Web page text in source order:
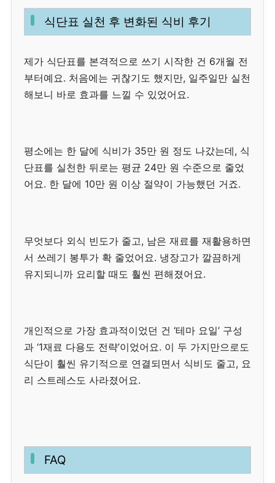
식단표 실천 후 변화된 식비 후기
제가 식단표를 본격적으로 쓰기 시작한 건 6개월 전
부터예요. 처음에는 귀찮기도 했지만, 일주일만 실천
해보니 바로 효과를 느낄 수 있었어요.
평소에는 한 달에 식비가 35만 원 정도 나갔는데, 식
단표를 실천한 뒤로는 평균 24만 원 수준으로 줄었
어요. 한 달에 10만 원 이상 절약이 가능했던 거죠.
무엇보다 외식 빈도가 줄고, 남은 재료를 재활용하면
서 쓰레기 봉투가 확 줄었어요. 냉장고가 깔끔하게
유지되니까 요리할 때도 훨씬 편해졌어요.
개인적으로 가장 효과적이었던 건 ‘테마 요일’ 구성
과 ‘1재료 다용도 전략’이었어요. 이 두 가지만으로도
식단이 훨씬 유기적으로 연결되면서 식비도 줄고, 요
리 스트레스도 사라졌어요.
FAQ